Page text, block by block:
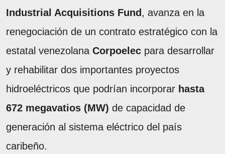
Industrial Acquisitions Fund , avanza en la
renegociación de un contrato estratégico con la
estatal venezolana Corpoelec para desarrollar
y rehabilitar dos importantes proyectos
hidroeléctricos que podrían incorporar hasta
672 megavatios (MW) de capacidad de
generación al sistema eléctrico del país
caribeño.